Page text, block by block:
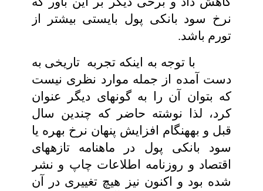
نرخ سود بانکی پول بایستی بیشتر از
تورم باشد.
با توجه به اینکه تجربه تاریخی به
دست آمده از جمله موارد نظری نیست
که بتوان آن را به گونه‏ای دیگر عنوان
کرد، لذا نوشته حاضر که چندین سال
قبل و به‏هنگام افزایش پنهان نرخ بهره یا
سود بانکی پول در ماهنامه تازه‏های‏
اقتصاد و روزنامه اطلاعات چاپ و نشر
شده بود و اکنون نیز هیچ تغییری در آن